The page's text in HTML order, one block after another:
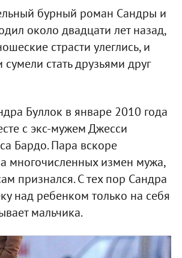
бурный роман Сандры и
около двадцати лет назад,
страсти улеглись, и
стать друзьями друг
Буллок в январе 2010 года
с экс-мужем Джесси
Бардо. Пара вскоре
многочисленных измен мужа,
признался. С тех пор Сандра
над ребенком только на себя
мальчика.